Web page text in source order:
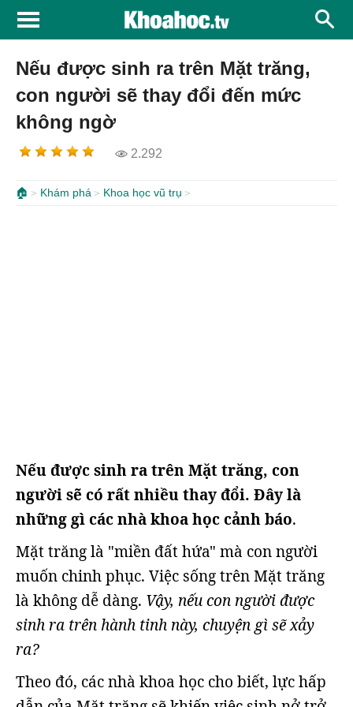
Nếu được sinh ra trên Mặt trăng,
con người sẽ thay đổi đến mức
không ngờ
2.292
🏠 Khám phá Khoa học vũ trụ
Nếu được sinh ra trên Mặt trăng, con
người sẽ có rất nhiều thay đổi. Đây là
những gì các nhà khoa học cảnh báo.
Mặt trăng là "miền đất hứa" mà con người
muốn chinh phục. Việc sống trên Mặt trăng
là không dễ dàng. Vậy, nếu con người được
sinh ra trên hành tinh này, chuyện gì sẽ xảy
ra?
Theo đó, các nhà khoa học cho biết, lực hấp